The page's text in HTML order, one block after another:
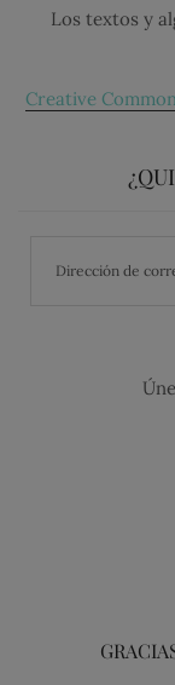
Los textos y
Creative